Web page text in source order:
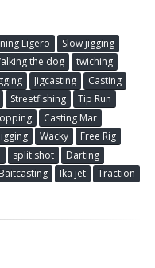
Ligero
Slow jigging
the dog
twiching
Jigcasting
Casting
Streetfishing
Tip Run
Casting Mar
Wacky
Free Rig
split shot
Darting
Baitcasting Ika jet
Traction